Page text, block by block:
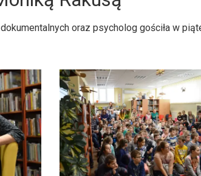
oraz psycholog gościła w